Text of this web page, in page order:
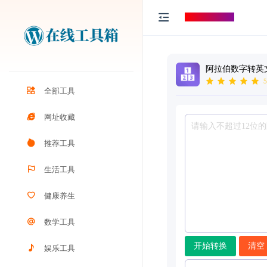
全部工具
网址收藏
推荐工具
生活工具
健康养生
数学工具
娱乐工具
阿拉伯数字转英
5
开始转换 清空